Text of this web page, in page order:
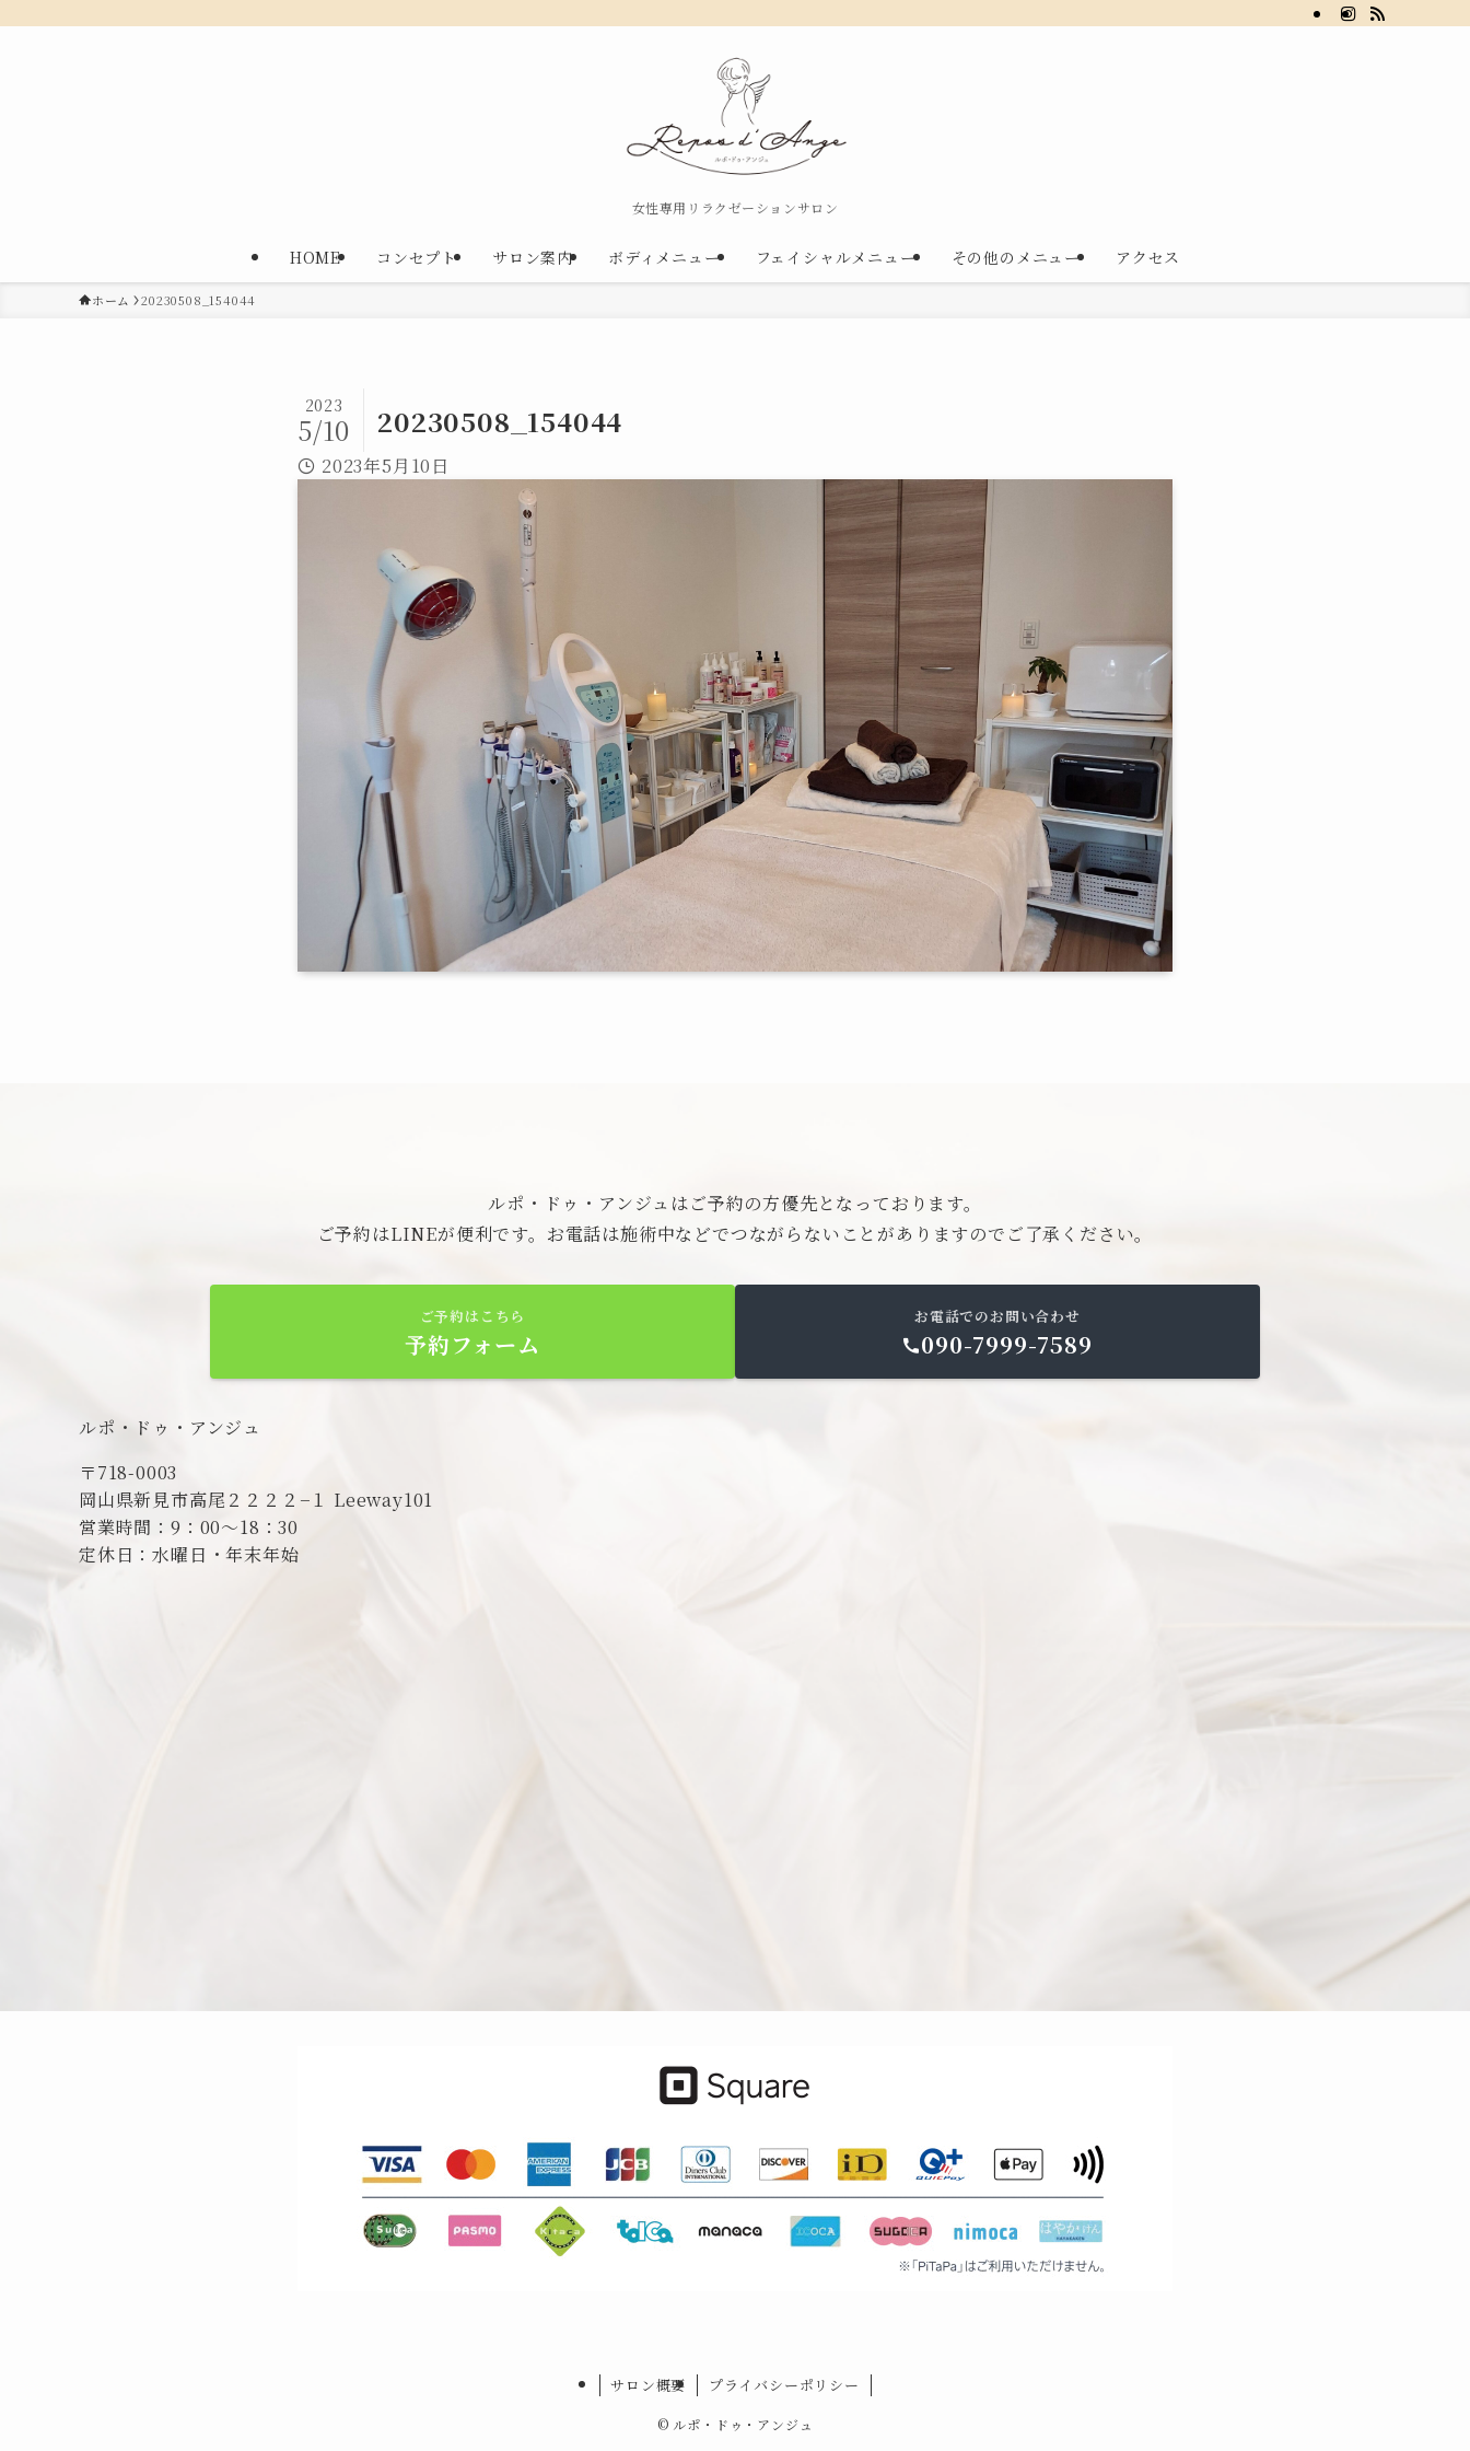
女性専用リラクゼーションサロン
HOME コンセプト サロン案内 ボディメニュー フェイシャルメニュー その他のメニュー アクセス
ホーム 20230508_154044
20230508_154044
2023
5/10
2023年5月10日
ルポ・ドゥ・アンジュはご予約の方優先となっております。
ご予約はLINEが便利です。お電話は施術中などでつながらないことがありますのでご了承ください。
ご予約はこちら
予約フォーム
お電話でのお問い合わせ
090-7999-7589
ルポ・ドゥ・アンジュ
〒718-0003
岡山県新見市高尾２２２２−１ Leeway101
営業時間：9：00～18：30
定休日：水曜日・年末年始
サロン概要 プライバシーポリシー
© ルポ・ドゥ・アンジュ